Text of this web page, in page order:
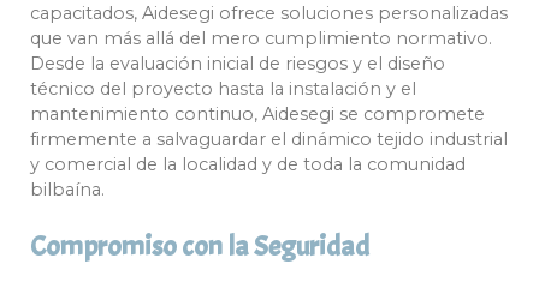
capacitados, Aidesegi ofrece soluciones personalizadas
que van más allá del mero cumplimiento normativo.
Desde la evaluación inicial de riesgos y el diseño
técnico del proyecto hasta la instalación y el
mantenimiento continuo, Aidesegi se compromete
firmemente a salvaguardar el dinámico tejido industrial
y comercial de la localidad y de toda la comunidad
bilbaína.
Compromiso con la Seguridad